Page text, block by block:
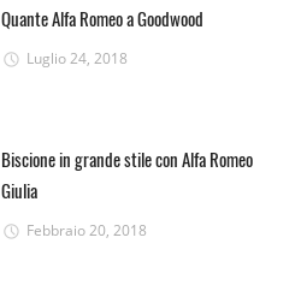
Quante Alfa Romeo a Goodwood
Luglio 24, 2018
Biscione in grande stile con Alfa Romeo
Giulia
Febbraio 20, 2018